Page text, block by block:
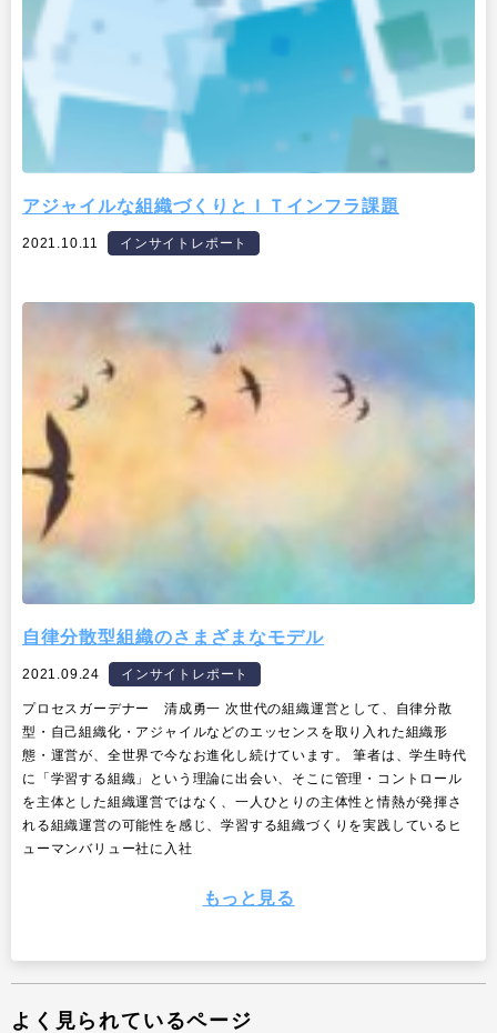
アジャイルな組織づくりとＩＴインフラ課題
2021.10.11 インサイトレポート
自律分散型組織のさまざまなモデル
2021.09.24 インサイトレポート
プロセスガーデナー 清成勇一 次世代の組織運営として、自律分散
型・自己組織化・アジャイルなどのエッセンスを取り入れた組織形
態・運営が、全世界で今なお進化し続けています。 筆者は、学生時代
に「学習する組織」という理論に出会い、そこに管理・コントロール
を主体とした組織運営ではなく、一人ひとりの主体性と情熱が発揮さ
れる組織運営の可能性を感じ、学習する組織づくりを実践しているヒ
ューマンバリュー社に入社
もっと見る
よく見られているページ